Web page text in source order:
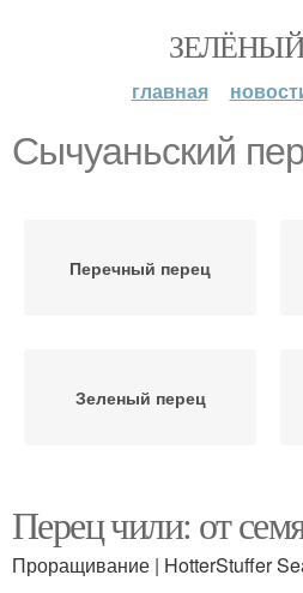
главная
Сычуаньский
Перечный перец
Зеленый перец
Розовый перец
Перец чили: от
Проращивание | HotterStuffer